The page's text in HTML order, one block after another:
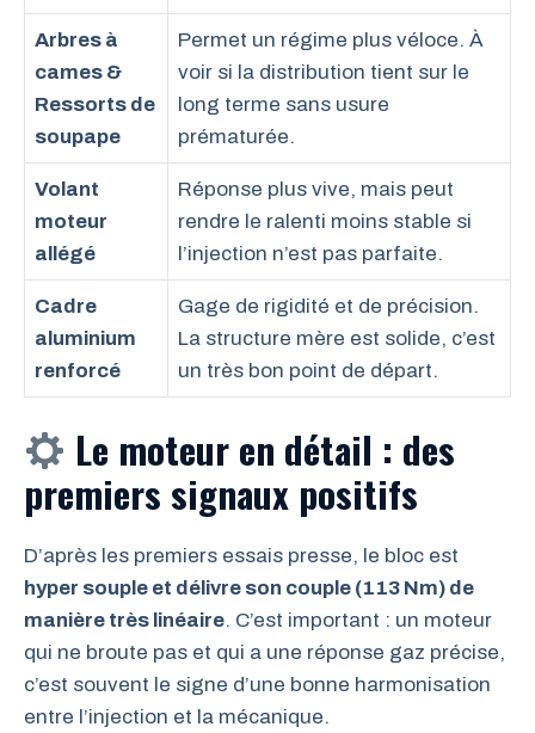
Arbres à
cames &
Ressorts de
soupape
Permet un régime plus véloce. À
voir si la distribution tient sur le
long terme sans usure
prématurée.
Volant
moteur
allégé
Réponse plus vive, mais peut
rendre le ralenti moins stable si
l’injection n’est pas parfaite.
Cadre
aluminium
renforcé
Gage de rigidité et de précision.
La structure mère est solide, c’est
un très bon point de départ.
Le moteur en détail : des
premiers signaux positifs
D’après les premiers essais presse, le bloc est
hyper souple et délivre son couple (113 Nm) de
manière très linéaire. C’est important : un moteur
qui ne broute pas et qui a une réponse gaz précise,
c’est souvent le signe d’une bonne harmonisation
entre l’injection et la mécanique.